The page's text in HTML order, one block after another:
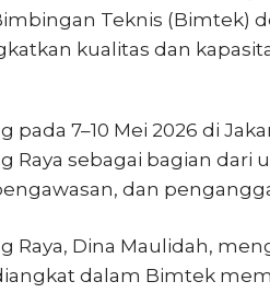
Teknis (Bimtek)
kualitas dan
pada 7–10 Mei 2026 di
Raya sebagai bagian
dan
Raya, Dina Maulidah,
dalam Bimtek